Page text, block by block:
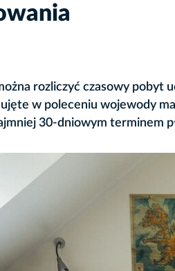
rozliczyć czasowy pobyt
w poleceniu wojewody
30-dniowym terminem